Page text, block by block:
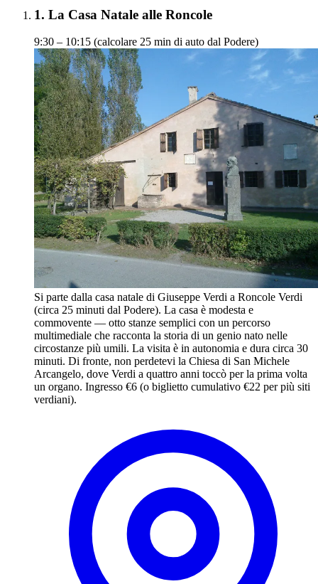
1. La Casa Natale alle Roncole
9:30 – 10:15 (calcolare 25 min di auto dal Podere)
Si parte dalla casa natale di Giuseppe Verdi a Roncole Verdi
(circa 25 minuti dal Podere). La casa è modesta e
commovente — otto stanze semplici con un percorso
multimediale che racconta la storia di un genio nato nelle
circostanze più umili. La visita è in autonomia e dura circa 30
minuti. Di fronte, non perdetevi la Chiesa di San Michele
Arcangelo, dove Verdi a quattro anni toccò per la prima volta
un organo. Ingresso €6 (o biglietto cumulativo €22 per più siti
verdiani).